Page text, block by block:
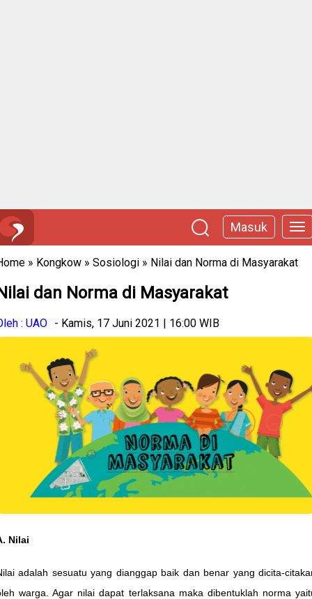
Masuk
» Kongkow » Sosiologi » Nilai dan Norma di Masyarakat
dan Norma di Masyarakat
: UAO - Kamis, 17 Juni 2021 | 16:00 WIB
Nilai
adalah sesuatu yang dianggap baik dan benar yang dicita-
warga. Agar nilai dapat terlaksana maka dibentuklah norma